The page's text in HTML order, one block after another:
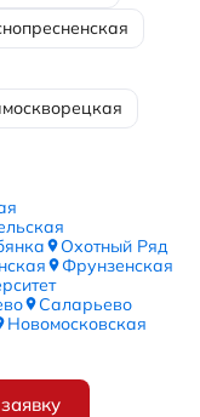
Охотный Ряд
Фрунзенская
Саларьево
Новомосковская